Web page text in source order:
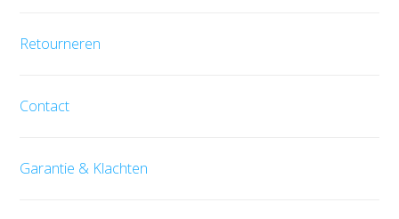
Retourneren
Contact
Garantie & Klachten